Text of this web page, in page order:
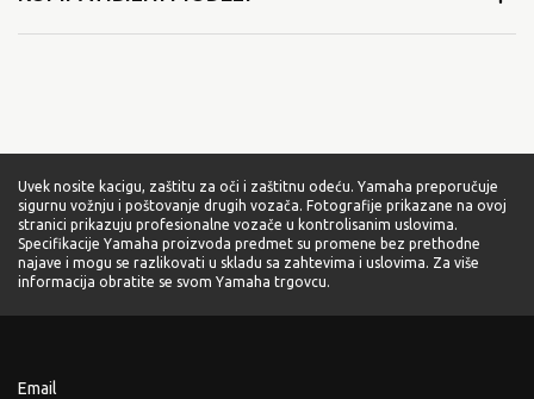
Uvek nosite kacigu, zaštitu za oči i zaštitnu odeću. Yamaha preporučuje
sigurnu vožnju i poštovanje drugih vozača. Fotografije prikazane na ovoj
stranici prikazuju profesionalne vozače u kontrolisanim uslovima.
Specifikacije Yamaha proizvoda predmet su promene bez prethodne
najave i mogu se razlikovati u skladu sa zahtevima i uslovima. Za više
informacija obratite se svom Yamaha trgovcu.
Email